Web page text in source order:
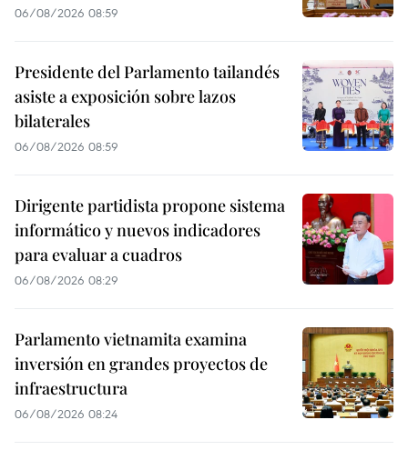
06/08/2026 08:59
Presidente del Parlamento tailandés
asiste a exposición sobre lazos
bilaterales
06/08/2026 08:59
Dirigente partidista propone sistema
informático y nuevos indicadores
para evaluar a cuadros
06/08/2026 08:29
Parlamento vietnamita examina
inversión en grandes proyectos de
infraestructura
06/08/2026 08:24